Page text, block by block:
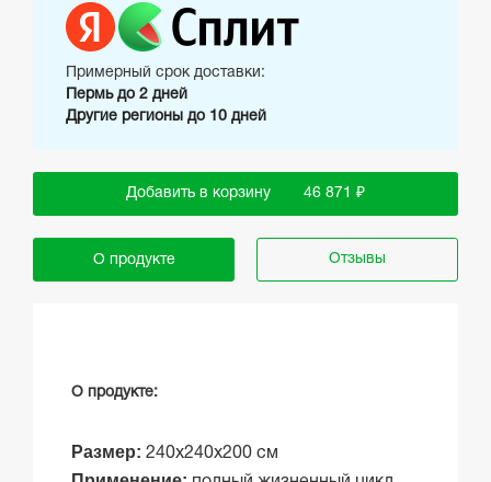
Примерный срок доставки:
Пермь до 2 дней
Другие регионы до 10 дней
Добавить в корзину 46 871 ₽
О продукте Отзывы
О продукте:
Размер: 240х240x200 см